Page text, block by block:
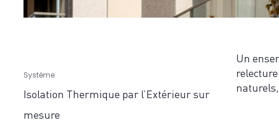
Système
Isolation Thermique par l’Extérieur sur
mesure
Un